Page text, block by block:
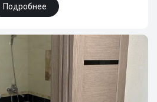
Подробнее